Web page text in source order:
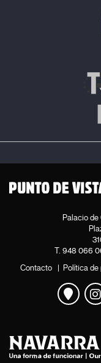
Palacio de
T. 948 066
Contacto | Política de
Ver